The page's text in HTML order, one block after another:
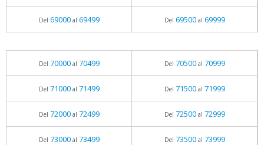
Del 69000al 69499 Del 69500al 69999
Del 70000al 70499 Del 70500al 70999
Del 71000al 71499 Del 71500al 71999
Del 72000al 72499 Del 72500al 72999
Del 73000al 73499 Del 73500al 73999